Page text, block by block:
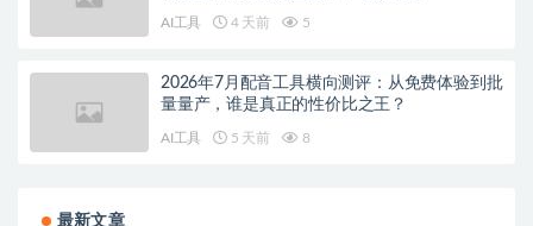
AI工具 4 天前 5
2026年7月配音工具横向测评：从免费体验到批
量量产，谁是真正的性价比之王？
AI工具 5 天前 8
最新文章